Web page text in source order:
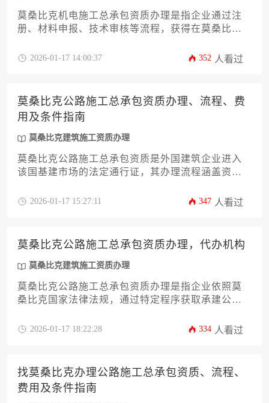
莫桑比克机电施工总承包资质办理是指企业通过注
册、材料申报、技术审核等流程，获得在莫桑比克
金实力、技术人员配置和工程业绩等要求，费用则
2026-01-17 14:00:37 352 人看过
莫桑比克公路施工总承包资质办理、流程、费
用及条件指南
莫桑比克建筑施工资质办理
莫桑比克公路施工总承包资质是外国建筑企业进入
该国基建市场的法定通行证，其办理流程涵盖资质
段，核心条件包括注册资本验证、当地合作伙伴绑
取该资质的关键在于对莫桑比克建筑法规体系与政
商关系的深度理解。
2026-01-17 15:27:11 347 人看过
莫桑比克公路施工总承包资质办理，代办机构
莫桑比克建筑施工资质办理
莫桑比克公路施工总承包资质办理是指企业依照莫
桑比克国家法律法规，通过特定程序获取承建公路
类资质申请咨询与手续服务的第三方组织，能够帮
2026-01-17 18:22:28 334 人看过
找莫桑比克办理公路施工总承包资质、流程、
费用及条件指南